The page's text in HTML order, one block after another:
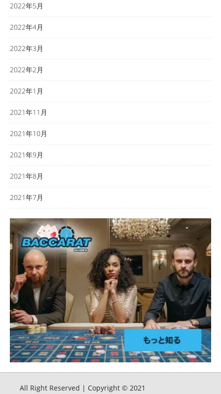
2022年5月
2022年4月
2022年3月
2022年2月
2022年1月
2021年11月
2021年10月
2021年9月
2021年8月
2021年7月